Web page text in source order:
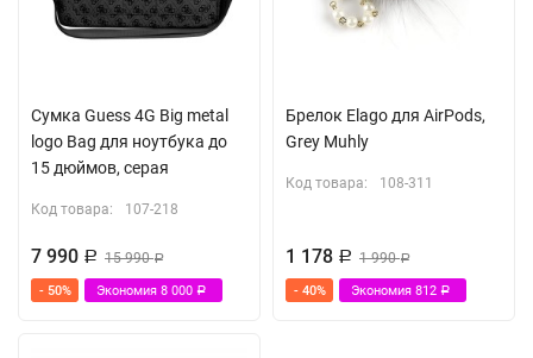
Сумка Guess 4G Big metal
logo Bag для ноутбука до
15 дюймов, серая
Код товара: 107-218
7 990 Р 15 990Р
- 50% Экономия 8 000 Р
Брелок Elago для AirPods,
Grey Muhly
Код товара: 108-311
1 178 Р 1 990Р
- 40% Экономия 812 Р